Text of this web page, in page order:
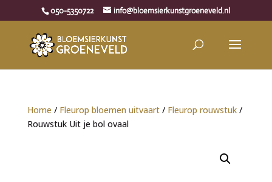
050-5350722 info@bloemsierkunstgroeneveld.nl
Home / Fleurop bloemen uitvaart/ Fleurop rouwstuk/
Rouwstuk Uit je bol ovaal